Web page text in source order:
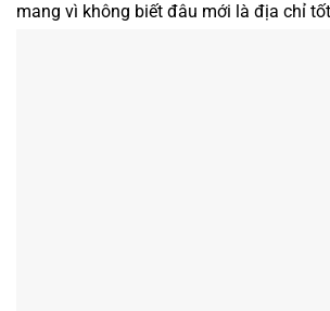
mang vì không biết đâu mới là địa chỉ